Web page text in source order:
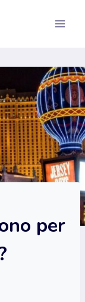
per